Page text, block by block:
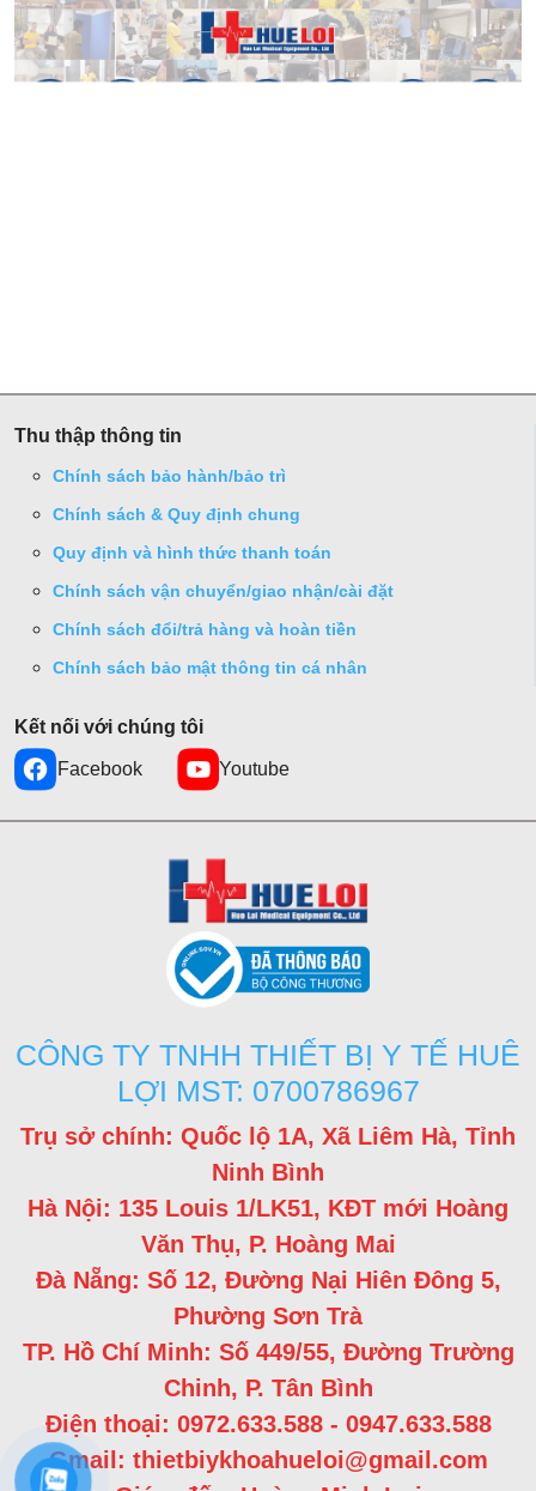
Thu thập thông tin
Chính sách bảo hành/bảo trì
Chính sách & Quy định chung
Quy định và hình thức thanh toán
Chính sách vận chuyển/giao nhận/cài đặt
Chính sách đổi/trả hàng và hoàn tiền
Chính sách bảo mật thông tin cá nhân
Kết nối với chúng tôi
Facebook Youtube
CÔNG TY TNHH THIẾT BỊ Y TẾ HUÊ
LỢI MST: 0700786967
Trụ sở chính: Quốc lộ 1A, Xã Liêm Hà, Tỉnh
Ninh Bình
Hà Nội: 135 Louis 1/LK51, KĐT mới Hoàng
Văn Thụ, P. Hoàng Mai
Đà Nẵng: Số 12, Đường Nại Hiên Đông 5,
Phường Sơn Trà
TP. Hồ Chí Minh: Số 449/55, Đường Trường
Chinh, P. Tân Bình
Điện thoại: 0972.633.588 - 0947.633.588
Gmail: thietbiykhoahueloi@gmail.com